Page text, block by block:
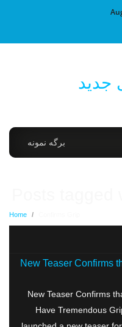
برگه نمونه
Posts
Home
New Teaser
New Teaser Confirms
Have Tremendous